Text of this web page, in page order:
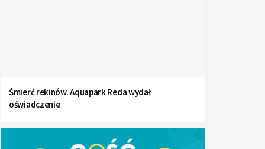
Śmierć rekinów. Aquapark Reda wydał
oświadczenie